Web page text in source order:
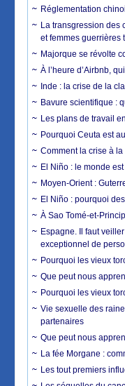
Réglementation
La transgression des
et femmes guerrières
Majorque se révolte
À l’heure d’Airbnb,
Inde : la crise de la
Bavure scientifique :
Les plans de travail
Pourquoi Ceuta est
Comment la crise à
El Niño : le monde
Moyen-Orient :
El Niño : pourquoi
À Sao Tomé-et-
Espagne. Il faut
exceptionnel de
Pourquoi les vieux
Que peut nous
Pourquoi les vieux
Vie sexuelle des
partenaires
Que peut nous
La fée Morgane :
Les tout premiers